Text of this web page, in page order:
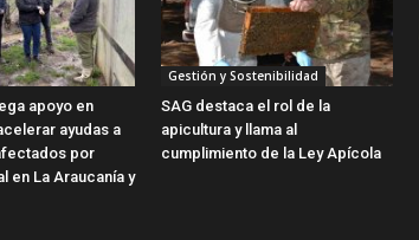
apoyo en
ayudas a
por
en La Araucanía y
Gestión y Sostenibilidad
SAG destaca el rol de la
apicultura y llama al
cumplimiento de la Ley Apícola